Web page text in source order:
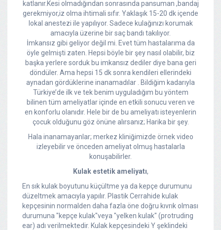
katlanır.Kesi olmadığından sonrasında pansuman ,bandaj
gerekmiyor,iz olma ihtimali sıfır. Yaklaşık 15-20 dk içende
lokal anestezi ile yapılıyor. Sadece kulağınızı korumak
amacıyla üzerine bir saç bandı takılıyor.
İmkansız gibi geliyor değil mi. Evet tüm hastalarıma da
öyle gelmişti zaten. Hepsi böyle bir şey nasıl olabilir, biz
başka yerlere sorduk bu imkansız dediler diye bana geri
döndüler. Ama hepsi 15 dk sonra kendileri ellerindeki
aynadan gördüklerine inanamadılar . Bildiğim kadarıyla
Türkiye’de ilk ve tek benim uyguladığım bu yöntem
bilinen tüm ameliyatlar içinde en etkili sonucu veren ve
en konforlu olanıdır. Hele bir de bu ameliyatı isteyenlerin
çocuk olduğunu göz önüne alırsanız; Harika bir şey.
Hala inanamayanlar; merkez kliniğimizde örnek video
izleyebilir ve önceden ameliyat olmuş hastalarla
konuşabilirler.
Kulak estetik ameliyatı,
En sık kulak boyutunu küçültme ya da kepçe durumunu
düzeltmek amacıyla yapılır. Plastik Cerrahide kulak
kepçesinin normalden daha fazla öne doğru kıvrık olması
durumuna "kepçe kulak"veya "yelken kulak" (protruding
ear) adı verilmektedir. Kulak kepçesindeki Y şeklindeki